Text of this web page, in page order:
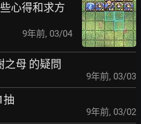
心得和求方
9年前, 03/04
之母 的疑問
9年前, 03/03
抽
9年前, 03/02